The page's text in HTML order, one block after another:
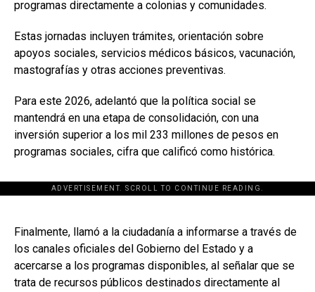
programas directamente a colonias y comunidades.
Estas jornadas incluyen trámites, orientación sobre
apoyos sociales, servicios médicos básicos, vacunación,
mastografías y otras acciones preventivas.
Para este 2026, adelantó que la política social se
mantendrá en una etapa de consolidación, con una
inversión superior a los mil 233 millones de pesos en
programas sociales, cifra que calificó como histórica.
ADVERTISEMENT. SCROLL TO CONTINUE READING.
[adsforwp id="243463"]
Finalmente, llamó a la ciudadanía a informarse a través de
los canales oficiales del Gobierno del Estado y a
acercarse a los programas disponibles, al señalar que se
trata de recursos públicos destinados directamente al